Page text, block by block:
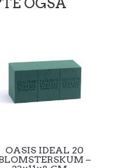
OASIS IDEAL 20
–